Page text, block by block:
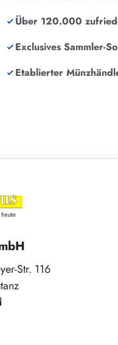
Über 120.000
Exclusives Sammler-
Etablierter
Str. 116